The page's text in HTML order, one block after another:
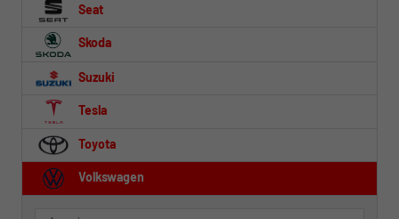
Seat
Skoda
Suzuki
Tesla
Toyota
Volkswagen